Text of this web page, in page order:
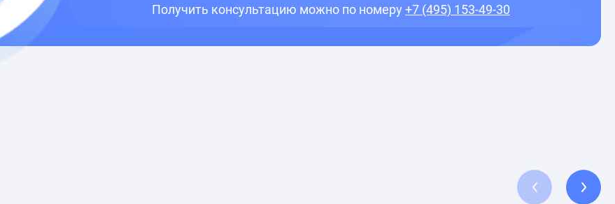
Получить консультацию можно по номеру +7 (495) 153-49-30